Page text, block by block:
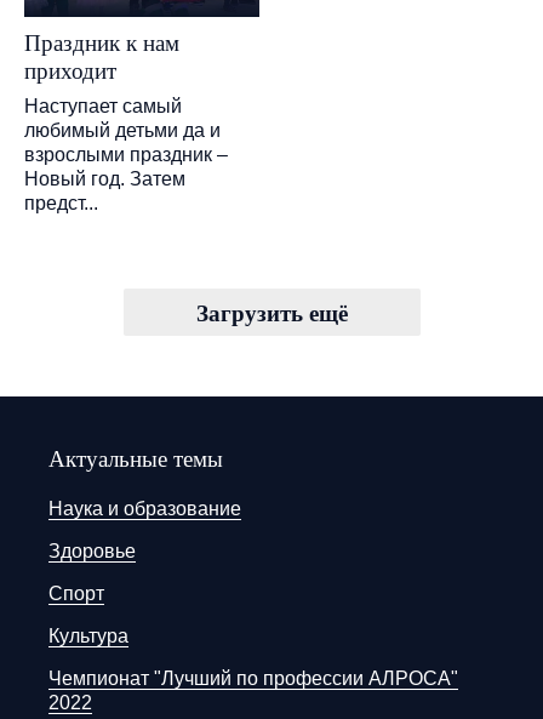
Праздник к нам
приходит
Наступает самый
любимый детьми да и
взрослыми праздник –
Новый год. Затем
предст...
Загрузить ещё
Актуальные темы
Наука и образование
Здоровье
Спорт
Культура
Чемпионат "Лучший по профессии АЛРОСА"
2022